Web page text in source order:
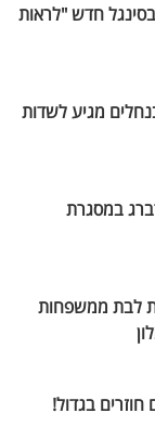
חדש "לראות
מגיע לשדות
במסגרת
לבת ממשפחות
חוזרים בגדול!